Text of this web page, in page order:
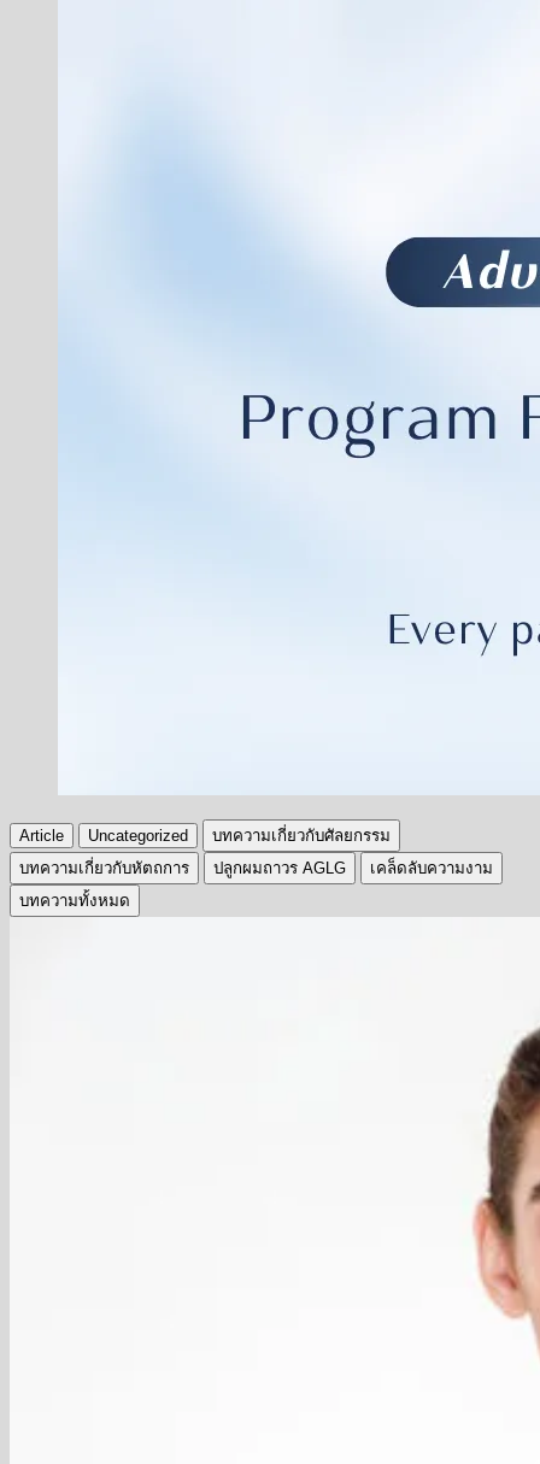
Article Uncategorized
บทความเกี่ยวกับศัลยกรรม
บทความเกี่ยวกับหัตถการ
ปลูกผมถาวร AGLG
เคล็ดลับความงาม
บทความทั้งหมด